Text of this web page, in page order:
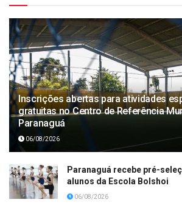
Inscrições abertas para atividades
gratuitas no Centro de Referência
Paranaguá
06/08/2026
Paranaguá recebe pré-
alunos da Escola Bolshoi
06/08/2026